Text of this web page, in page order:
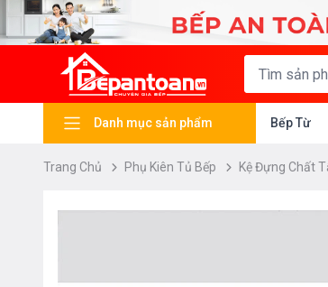
Danh mục sản phẩm Bếp Từ
Trang Chủ Phụ Kiên Tủ Bếp Kệ Đựng Chất